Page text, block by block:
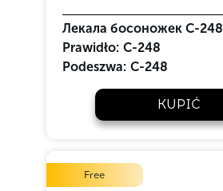
Лекала босоножек С-248
Prawidło: C-248
Podeszwa: C-248
KUPIĆ
Free